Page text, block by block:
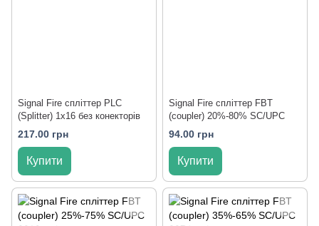
Signal Fire спліттер PLC
(Splitter) 1х16 без конекторiв
217.00 грн
Купити
Signal Fire спліттер FBT
(coupler) 20%-80% SC/UPC
94.00 грн
Купити